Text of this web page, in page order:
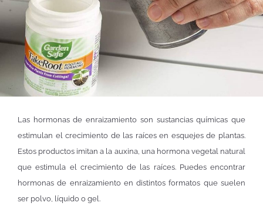
Las hormonas de enraizamiento son sustancias químicas que
estimulan el crecimiento de las raíces en esquejes de plantas.
Estos productos imitan a la auxina, una hormona vegetal natural
que estimula el crecimiento de las raíces. Puedes encontrar
hormonas de enraizamiento en distintos formatos que suelen
ser polvo, líquido o gel.